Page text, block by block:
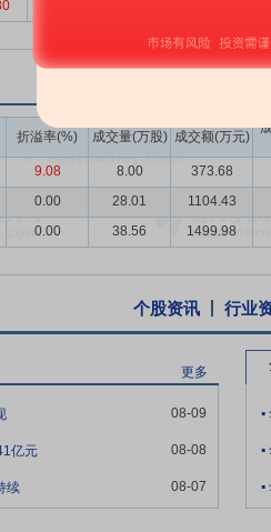
展，将形成“动力电池+储能”双轮驱
材料行业的头部企业，已形成从镍钴
效协同，一体化的产业协同优势持
了自身的竞争力，低成本、规模化
料产品的制造能力是公司保持行业
、绿色制造、效益领先的标杆。新
原材料制造作为依托，以科技创新
市场，并在无人机、低空经济等应
系，共同开展动力电池梯次利用开
放出强大的竞争力。
术企业，建有完整的科技创新体系。
新材料开发省级研究院”等多个高层
电正极材料及前驱体新产品开发和
，累计专利授权667项。由公司牵头
化”项目、“超高电压钴酸锂前驱体
镍前驱体等新产品研发。在正极材
折溢率(%) 成交量(万股) 成交额(万元)
9.08 8.00 373.68
0.00 28.01 1104.43
0.00 38.56 1499.98
个股资讯 行业
更多
08-09
亿元 08-08
续 08-07
.
.
.